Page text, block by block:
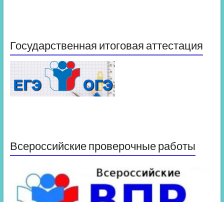
Государственная итоговая аттестация
Всероссийские проверочные работы